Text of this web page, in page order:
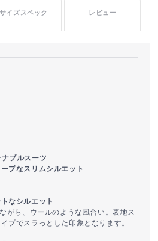
サイズスペック レビュー
ブルスーツ
プなスリムシルエット
なシルエット
がら、ウールのような風合い。表地ス
プでスラっとした印象となります。